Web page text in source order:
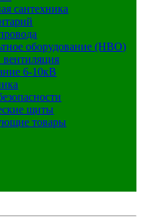
сантехника
оборудование (НВО)
6-10кВ
щиты
товары